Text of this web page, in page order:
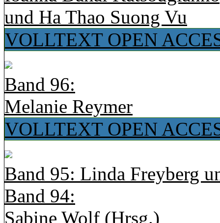
und Ha Thao Suong Vu
VOLLTEXT OPEN
Band 96:
Melanie Reymer
VOLLTEXT OPEN
Band 95: Linda Freyberg
Band 94:
Sabine Wolf (Hrsg.)